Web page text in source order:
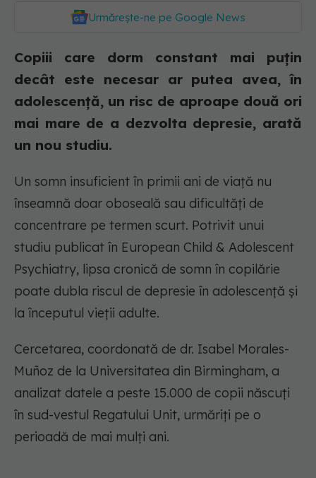
Urmărește-ne pe Google News
Copiii care dorm constant mai puțin
decât este necesar ar putea avea, în
adolescență, un risc de aproape două ori
mai mare de a dezvolta depresie, arată
un nou studiu.
Un somn insuficient în primii ani de viață nu
înseamnă doar oboseală sau dificultăți de
concentrare pe termen scurt. Potrivit unui
studiu publicat în European Child & Adolescent
Psychiatry, lipsa cronică de somn în copilărie
poate dubla riscul de depresie în adolescență și
la începutul vieții adulte.
Cercetarea, coordonată de dr. Isabel Morales-
Muñoz de la Universitatea din Birmingham, a
analizat datele a peste 15.000 de copii născuți
în sud-vestul Regatului Unit, urmăriți pe o
perioadă de mai mulți ani.